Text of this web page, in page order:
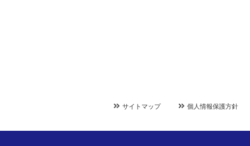
サイトマップ 個人情報保護方針